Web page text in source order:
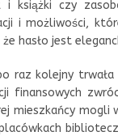
książki czy
i możliwości,
hasło jest
raz kolejny
finansowych
mieszkańcy